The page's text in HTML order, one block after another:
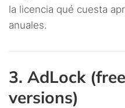
la licencia qué cuesta
anuales.
3. AdLock
versions)